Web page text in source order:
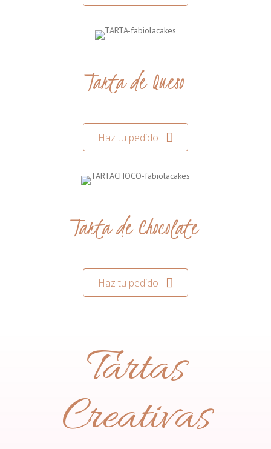
Tarta de Queso
Haz tu pedido
Tarta de Chocolate
Haz tu pedido
Tartas
Creativas